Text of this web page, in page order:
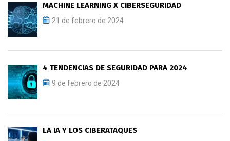
MACHINE LEARNING X CIBERSEGURIDAD
21 de febrero de 2024
4 TENDENCIAS DE SEGURIDAD PARA 2024
9 de febrero de 2024
LA IA Y LOS CIBERATAQUES